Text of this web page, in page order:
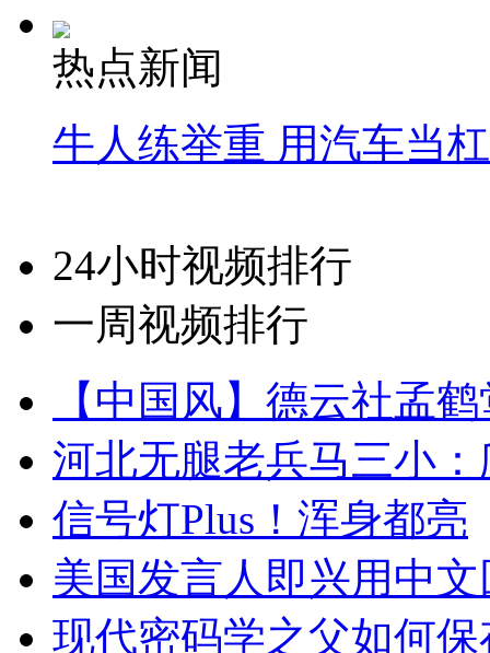
热点新闻
牛人练举重 用汽车当
24小时视频排行
一周视频排行
【中国风】德云社孟
河北无腿老兵马三小
信号灯Plus！浑身都亮
美国发言人即兴用中
现代密码学之父如何